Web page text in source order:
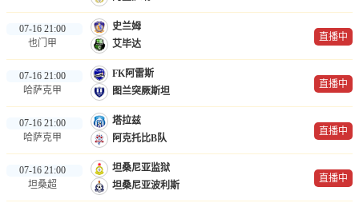
07-16 21:00
也门甲
史兰姆
艾毕达
直播中
07-16 21:00
哈萨克甲
FK阿雷斯
图兰突厥斯坦
直播中
07-16 21:00
哈萨克甲
塔拉兹
阿克托比B队
直播中
07-16 21:00
坦桑超
坦桑尼亚监狱
坦桑尼亚波利斯
直播中